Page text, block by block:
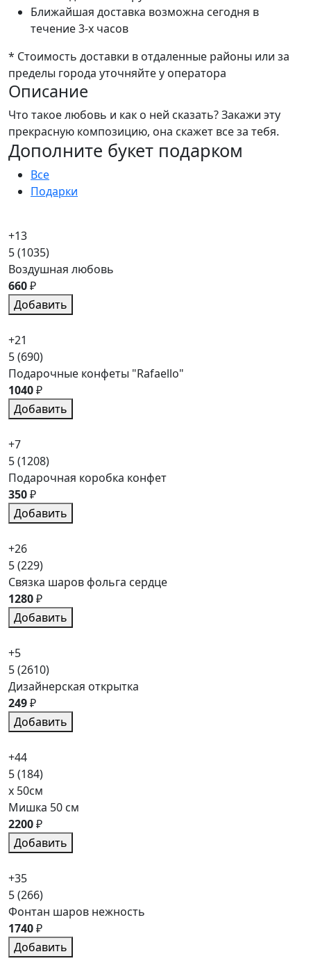
Ближайшая доставка возможна сегодня в
течение 3-х часов
* Стоимость доставки в отдаленные районы или за
пределы города уточняйте у оператора
Описание
Что такое любовь и как о ней сказать? Закажи эту
прекрасную композицию, она скажет все за тебя.
Дополните букет подарком
Все
Подарки
+13
5(1035)
Воздушная любовь
660₽
Добавить
+21
5(690)
Подарочные конфеты "Rafaello"
1040₽
Добавить
+7
5(1208)
Подарочная коробка конфет
350₽
Добавить
+26
5(229)
Связка шаров фольга сердце
1280₽
Добавить
+5
5(2610)
Дизайнерская открытка
249₽
Добавить
+44
5(184)
x 50см
Мишка 50 см
2200₽
Добавить
+35
5(266)
Фонтан шаров нежность
1740₽
Добавить